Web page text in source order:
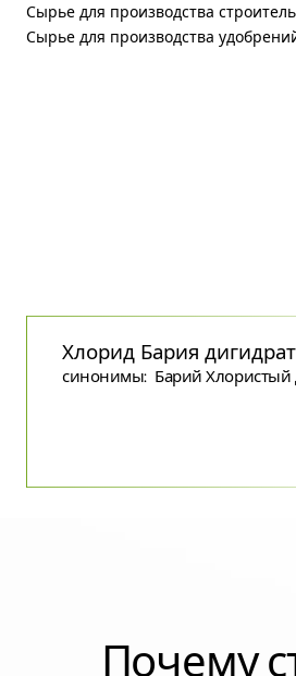
Сырье для производства
Сырье для производства
Хлорид Бария дигидрат
синонимы: Барий
Почему